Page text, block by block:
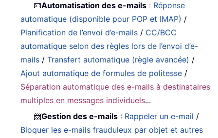
📧Automatisation des e-mails : Réponse
automatique (disponible pour POP et IMAP) /
Planification de l’envoi d’e-mails / CC/BCC
automatique selon des règles lors de l’envoi d’e-
mails /Transfert automatique (règle avancée) /
Ajout automatique de formules de politesse /
Séparation automatique des e-mails à destinataires
multiples en messages individuels...
📨Gestion des e-mails : Rappeler un e-mail /
Bloquer les e-mails frauduleux par objet et autres